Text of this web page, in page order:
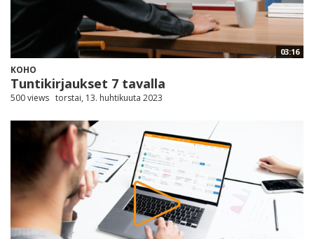
03:16
KOHO
Tuntikirjaukset 7 tavalla
500 views torstai, 13. huhtikuuta 2023